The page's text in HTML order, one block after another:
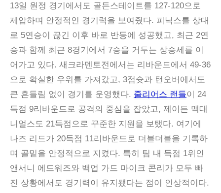
13일 원정 경기에서도 골든스테이트를 127-120으로
제압하며 안정적인 경기력을 보여줬다. 피닉스를 상대
로 5연승이 끊긴 이후 바로 반등에 성공했고, 최근 2연
승과 함께 최근 8경기에서 7승을 거두는 상승세를 이
어가고 있다. 새크라멘토전에서는 리바운드에서 49-36
으로 확실한 우위를 가져갔고, 3점슛과 턴오버에서도
큰 흔들림 없이 경기를 운영했다. 줄리어스 랜들이 24
득점 9리바운드로 공격의 중심을 잡았고, 제이든 맥대
니얼스도 21득점으로 꾸준한 지원을 보탰다. 여기에
나즈 리드가 20득점 11리바운드로 더블더블을 기록하
며 골밑을 안정적으로 지켰다. 특히 팀 내 득점 1위인
앤서니 에드워즈와 백업 가드 마이크 콘리가 모두 빠
진 상황에서도 경기력이 유지됐다는 점이 인상적이다.